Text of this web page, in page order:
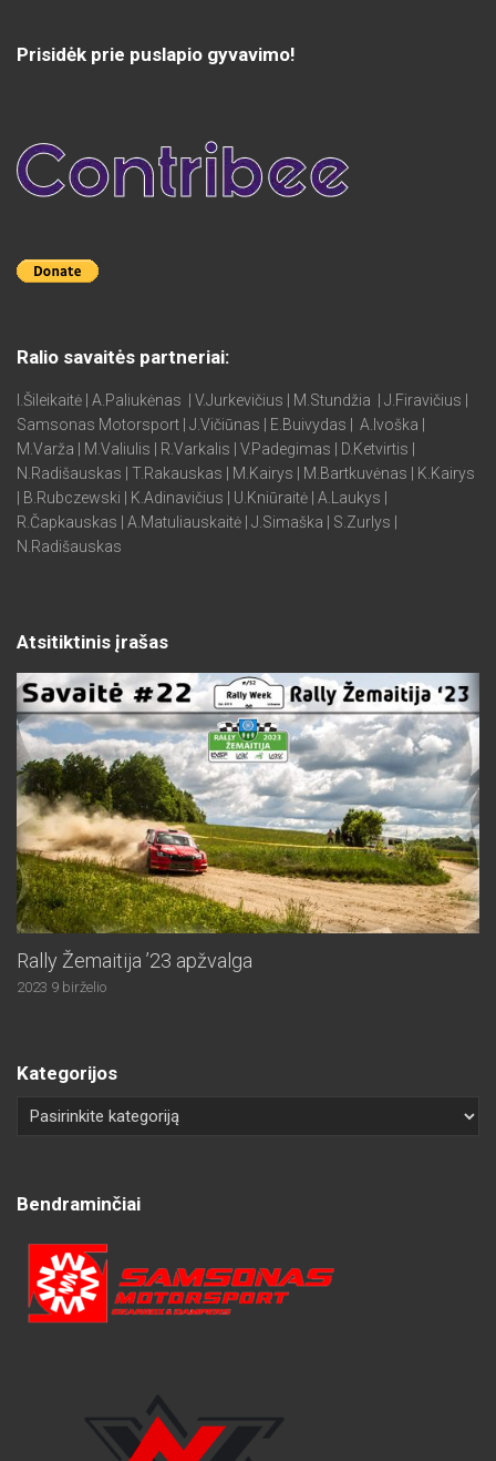
Prisidėk prie puslapio gyvavimo!
Ralio savaitės partneriai:
I.Šileikaitė | A.Paliukėnas | V.Jurkevičius | M.Stundžia | J.Firavičius |
Samsonas Motorsport | J.Vičiūnas | E.Buivydas | A.Ivoška |
M.Varža | M.Valiulis | R.Varkalis | V.Padegimas | D.Ketvirtis |
N.Radišauskas | T.Rakauskas | M.Kairys | M.Bartkuvėnas | K.Kairys
| B.Rubczewski | K.Adinavičius | U.Kniūraitė | A.Laukys |
R.Čapkauskas | A.Matuliauskaitė | J.Simaška | S.Zurlys |
N.Radišauskas
Atsitiktinis įrašas
Rally Žemaitija ’23 apžvalga
2023 9 birželio
Kategorijos
Bendraminčiai